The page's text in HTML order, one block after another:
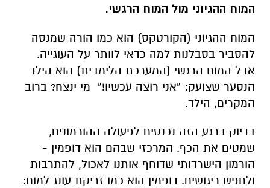
המוח ההגיוני מול המוח הרגשי.
המוח ההגיוני (הקורטקס) הוא כמו הורה שמנסה
להסביר בסבלנות למה כדאי לוותר על העוגייה.
אבל המוח הרגשי (המערכת הלימבית) הוא הילד
הנסער שצועק: “אני רוצה עכשיו!” מי ינצח? ברוב
המקרים, הילד.
בדיוק ברגע הזה נכנסים לפעולה ההורמונים,
שמטים את הכף. המרכזי שבהם הוא דופמין -
הורמון הישרדותי שדוחף אותנו לאכול, להתרבות
ולחפש ריגושים. דופמין הוא כמו זריקת עונג למוח: